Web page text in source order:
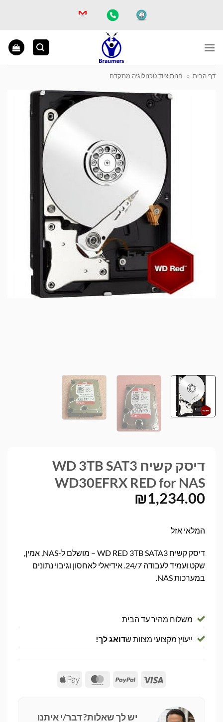
דף הבית » חנות ציוד טכנולוגיה מתקדם
דיסק קשיח WD 3TB SAT3
WD30EFRX RED for NAS
₪1,234.00
המלאי אזל
דיסק קשיח WD RED 3TB SATA3 – מושלם ל-NAS, אמין,
שקט ועמיד לעבודה 24/7. אידיאלי לאחסון וגיבוי נתונים
במערכות NAS.
משלוח מהיר עד הבית
ייעוץ מקצועי מצוות שדואג לך!
Visa
PayPal
MasterCard
Apple
יש לך שאלות? דבר/י איתנו